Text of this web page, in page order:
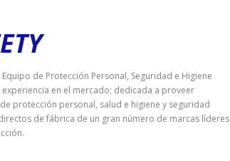
de Protección Personal, Seguridad e Higiene
en el mercado; dedicada a proveer
protección personal, salud e higiene y seguridad
de fábrica de un gran número de marcas líderes